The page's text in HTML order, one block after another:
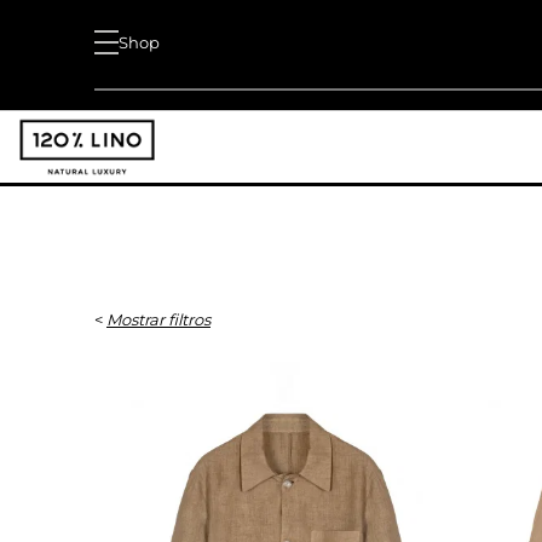
Shop
< Mostrar filtros
Camisas Fantasía
Camisas Lisas
Sobrecamisas